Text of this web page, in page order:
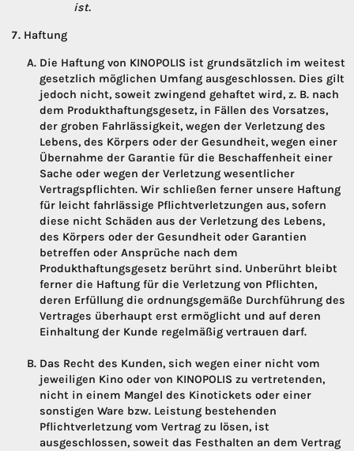
ist.
Haftung
Die Haftung von KINOPOLIS ist grundsätzlich im weitest
gesetzlich möglichen Umfang ausgeschlossen. Dies gilt
jedoch nicht, soweit zwingend gehaftet wird, z. B. nach
dem Produkthaftungsgesetz, in Fällen des Vorsatzes,
der groben Fahrlässigkeit, wegen der Verletzung des
Lebens, des Körpers oder der Gesundheit, wegen einer
Übernahme der Garantie für die Beschaffenheit einer
Sache oder wegen der Verletzung wesentlicher
Vertragspflichten. Wir schließen ferner unsere Haftung
für leicht fahrlässige Pflichtverletzungen aus, sofern
diese nicht Schäden aus der Verletzung des Lebens,
des Körpers oder der Gesundheit oder Garantien
betreffen oder Ansprüche nach dem
Produkthaftungsgesetz berührt sind. Unberührt bleibt
ferner die Haftung für die Verletzung von Pflichten,
deren Erfüllung die ordnungsgemäße Durchführung des
Vertrages überhaupt erst ermöglicht und auf deren
Einhaltung der Kunde regelmäßig vertrauen darf.
Das Recht des Kunden, sich wegen einer nicht vom
jeweiligen Kino oder von KINOPOLIS zu vertretenden,
nicht in einem Mangel des Kinotickets oder einer
sonstigen Ware bzw. Leistung bestehenden
Pflichtverletzung vom Vertrag zu lösen, ist
ausgeschlossen, soweit das Festhalten an dem Vertrag